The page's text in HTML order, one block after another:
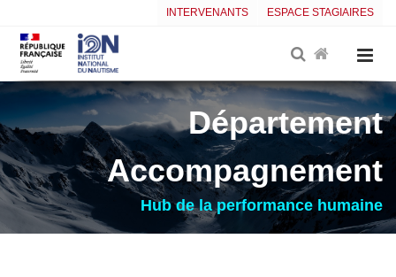
INTERVENANTS ESPACE STAGIAIRES
Département
Accompagnement
Hub de la performance humaine